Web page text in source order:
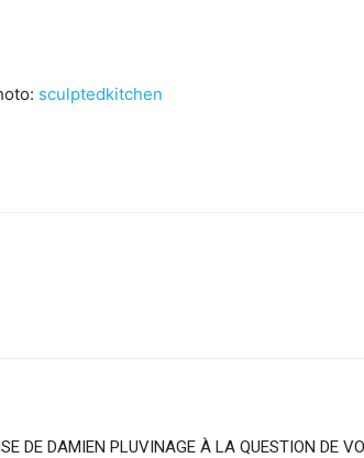
sculptedkitchen
DE DAMIEN PLUVINAGE À LA QUESTION DE